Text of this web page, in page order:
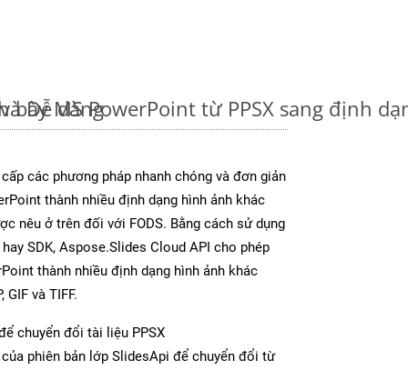
Dễ dàng
bày MS PowerPoint từ PPSX sang định
các phương pháp nhanh chóng và đơn giản
thành nhiều định dạng hình ảnh khác
nêu ở trên đối với FODS. Bằng cách sử dụng
SDK, Aspose.Slides Cloud API cho phép
thành nhiều định dạng hình ảnh khác
GIF và TIFF.
chuyển đổi tài liệu PPSX
của phiên bản lớp SlidesApi để chuyển đổi từ